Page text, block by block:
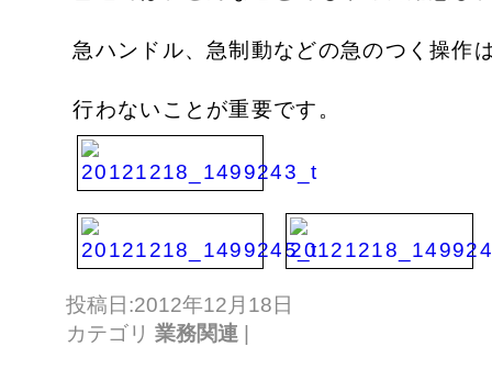
急ハンドル、急制動などの急のつく操作
行わないことが重要です。
投稿日:2012年12月18日
カテゴリ 業務関連